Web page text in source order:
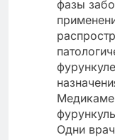
фазы
Одни